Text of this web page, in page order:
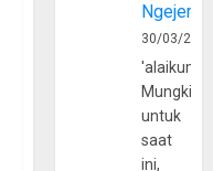
30/03/
Mungkin
untuk
saat
ini,